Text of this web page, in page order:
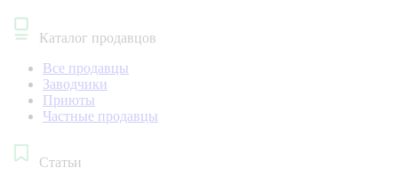
Каталог продавцов
Все продавцы
Заводчики
Приюты
Частные продавцы
Статьи